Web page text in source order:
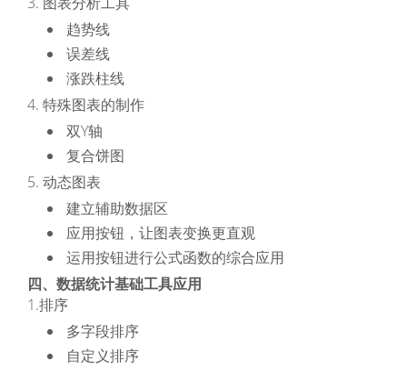
趋势线
误差线
涨跌柱线
4. 特殊图表的制作
双Y轴
复合饼图
5. 动态图表
建立辅助数据区
应用按钮，让图表变换更直观
运用按钮进行公式函数的综合应用
四、数据统计基础工具应用
1.排序
多字段排序
自定义排序